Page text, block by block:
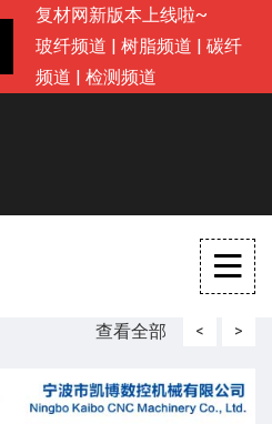
复材网新版本上线啦~
玻纤频道 | 树脂频道 | 碳纤
频道 | 检测频道
查看全部 < >